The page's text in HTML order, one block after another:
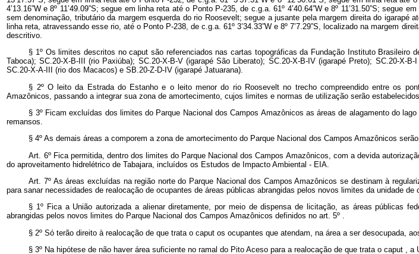
§ 1º Os limites descritos nocaputsão referenciados nas cartas topográficas da Fundação Instituto Brasileiro
Taboca); SC.20-X-B-III (rio Paxiúba); SC.20-X-B-V (igarapé São Liberato); SC.20-X-B-IV (igarapé Preto); SC.20-X-
SC.20-X-A-III (rio dos Macacos) e SB.20-Z-D-IV (igarapé Jatuarana).
§ 2º O leito da Estrada do Estanho e o leito menor do rio Roosevelt no trecho compreendido entre os
Amazônicos, passando a integrar sua zona de amortecimento, cujos limites e normas de utilização serão
§ 3º Ficam excluídas dos limites do Parque Nacional dos Campos Amazônicos as áreas de alagamento do
remansos.
§ 4º As demais áreas a comporem a zona de amortecimento do Parque Nacional dos Campos Amazônicos
Art. 6º Fica permitida, dentro dos limites do Parque Nacional dos Campos Amazônicos, com a devida
do aproveitamento hidrelétrico de Tabajara, incluídos os Estudos de Impacto Ambiental - EIA.
Art. 7º As áreas excluídas na região norte do Parque Nacional dos Campos Amazônicos se destinam à
para sanar necessidades de realocação de ocupantes de áreas públicas abrangidas pelos novos limites da unidade de
§ 1º Fica a União autorizada a alienar diretamente, por meio de dispensa de licitação, as áreas públicas
abrangidas pelos novos limites do Parque Nacional dos Campos Amazônicos definidos no art. 5º .
§ 2º Só terão direito à realocação de que trata ocaputos ocupantes que atendam, na área a ser desocupada,
§ 3º Na hipótese de não haver área suficiente no ramal do Pito Aceso para a realocação de que trata ocaput ,